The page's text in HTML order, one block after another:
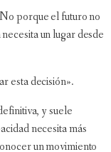
porque el futuro no
un lugar desde
esta decisión».
y suele
necesita más
un movimiento